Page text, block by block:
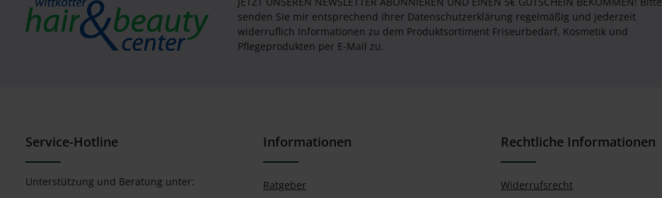
senden Sie mir entsprechend Ihrer Datenschutzerklärung regelmäßig und jederzeit
widerruflich Informationen zu dem Produktsortiment Friseurbedarf, Kosmetik und
Pflegeprodukten per E-Mail zu.
Service-Hotline
Unterstützung und Beratung unter:
Informationen
Ratgeber
Rechtliche Informationen
Widerrufsrecht